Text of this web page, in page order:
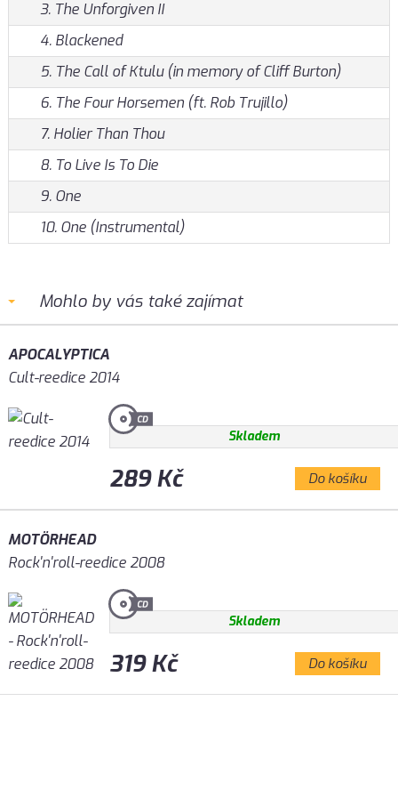
3. The Unforgiven II
4. Blackened
5. The Call of Ktulu (in memory of Cliff Burton)
6. The Four Horsemen (ft. Rob Trujillo)
7. Holier Than Thou
8. To Live Is To Die
9. One
10. One (Instrumental)
Mohlo by vás také zajímat
APOCALYPTICA
Cult-reedice 2014
Skladem
289 Kč Do košíku
MOTÖRHEAD
Rock'n'roll-reedice 2008
Skladem
319 Kč Do košíku